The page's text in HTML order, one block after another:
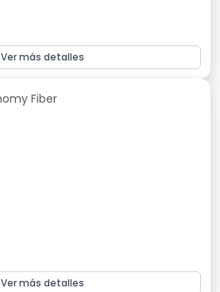
Ver más detalles
Ver más detalles